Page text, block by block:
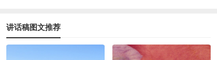
讲话稿图文推荐